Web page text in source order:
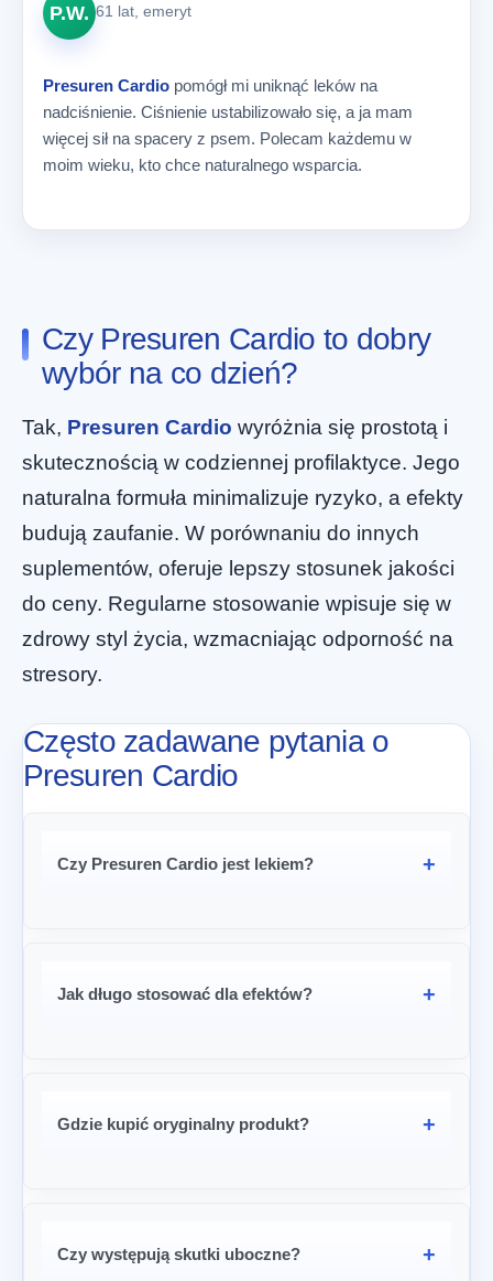
P.W. 61 lat, emeryt
Presuren Cardio pomógł mi uniknąć leków na
nadciśnienie. Ciśnienie ustabilizowało się, a ja mam
więcej sił na spacery z psem. Polecam każdemu w
moim wieku, kto chce naturalnego wsparcia.
Czy Presuren Cardio to dobry
wybór na co dzień?
Tak, Presuren Cardio wyróżnia się prostotą i
skutecznością w codziennej profilaktyce. Jego
naturalna formuła minimalizuje ryzyko, a efekty
budują zaufanie. W porównaniu do innych
suplementów, oferuje lepszy stosunek jakości
do ceny. Regularne stosowanie wpisuje się w
zdrowy styl życia, wzmacniając odporność na
stresory.
Często zadawane pytania o
Presuren Cardio
Czy Presuren Cardio jest lekiem?
Jak długo stosować dla efektów?
Gdzie kupić oryginalny produkt?
Czy występują skutki uboczne?